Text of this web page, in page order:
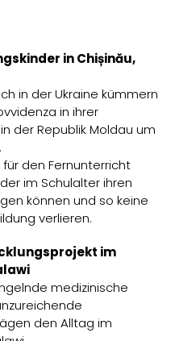
in Chișinău,
in der Ukraine kümmern
in ihrer
der Republik Moldau um
den Fernunterricht
im Schulalter ihren
können und so keine
verlieren.
im
medizinische
den Alltag im